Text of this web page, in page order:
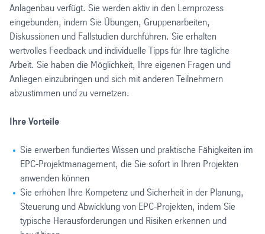
Anlagenbau verfügt. Sie werden aktiv in den Lernprozess
eingebunden, indem Sie Übungen, Gruppenarbeiten,
Diskussionen und Fallstudien durchführen. Sie erhalten
wertvolles Feedback und individuelle Tipps für Ihre tägliche
Arbeit. Sie haben die Möglichkeit, Ihre eigenen Fragen und
Anliegen einzubringen und sich mit anderen Teilnehmern
abzustimmen und zu vernetzen.
Ihre Vorteile
Sie erwerben fundiertes Wissen und praktische Fähigkeiten im
EPC-Projektmanagement, die Sie sofort in Ihren Projekten
anwenden können
Sie erhöhen Ihre Kompetenz und Sicherheit in der Planung,
Steuerung und Abwicklung von EPC-Projekten, indem Sie
typische Herausforderungen und Risiken erkennen und